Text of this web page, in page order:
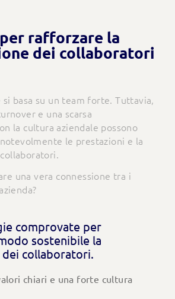
rafforzare la
dei collaboratori
basa su un team forte. Tuttavia,
e una scarsa
la cultura aziendale possono
le prestazioni e la
una vera connessione tra i
comprovate per
sostenibile la
collaboratori.
chiari e una forte cultura